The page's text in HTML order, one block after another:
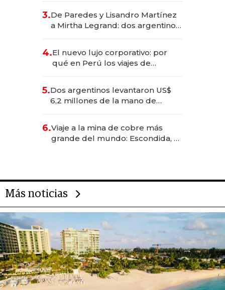
las marcas "fast premium"
3.De Paredes y Lisandro Martínez
a Mirtha Legrand: dos argentinos
4.El nuevo lujo corporativo: por
qué en Perú los viajes de
para convertirse en experiencias
transformadoras
5.Dos argentinos levantaron US$
6,2 millones de la mano de
6.Viaje a la mina de cobre más
grande del mundo: Escondida, el
Más noticias